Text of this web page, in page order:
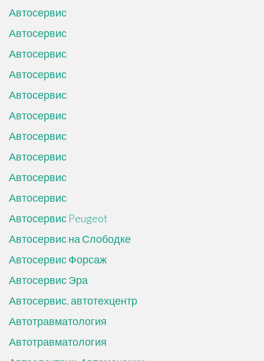
Автосервис
Автосервис
Автосервис
Автосервис
Автосервис
Автосервис
Автосервис
Автосервис
Автосервис
Автосервис
Автосервис Peugeot
Автосервис на Слободке
Автосервис Форсаж
Автосервис Эра
Автосервис, автотехцентр
Автотравматология
Автотравматология